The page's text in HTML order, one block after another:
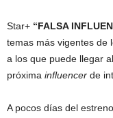
Star+ “FALSA
temas más vigentes de
a los que puede llegar
próxima influencer de
A pocos días del